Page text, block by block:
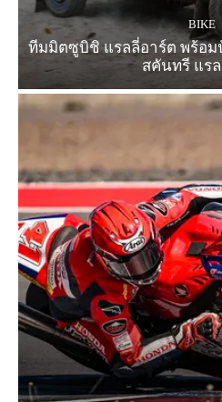
BIKE
ทีมมิตซูบิชิ แรลลี่อาร์ต พร้อม
สคันทรี แรล